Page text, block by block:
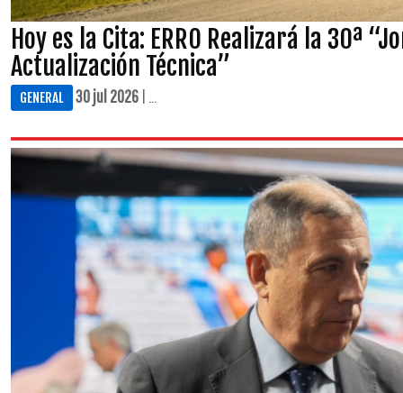
Hoy es la Cita: ERRO Realizará la 30ª
Actualización Técnica”
GENERAL 30 jul 2026 | ...